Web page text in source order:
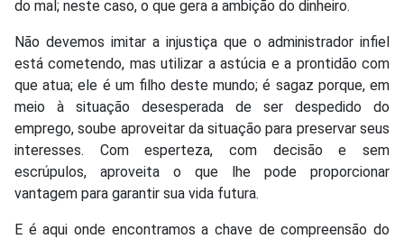
do mal; neste caso, o que gera a ambição do dinheiro.
Não devemos imitar a injustiça que o administrador infiel
está cometendo, mas utilizar a astúcia e a prontidão com
que atua; ele é um filho deste mundo; é sagaz porque, em
meio à situação desesperada de ser despedido do
emprego, soube aproveitar da situação para preservar seus
interesses. Com esperteza, com decisão e sem
escrúpulos, aproveita o que lhe pode proporcionar
vantagem para garantir sua vida futura.
E é aqui onde encontramos a chave de compreensão do